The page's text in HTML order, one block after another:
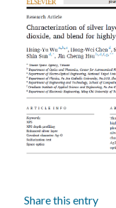
Share this entry